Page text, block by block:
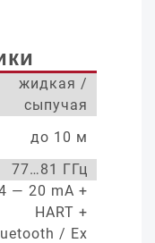
жидкая /
сыпучая
до 10 м
77…81 ГГц
— 20 mA +
HART +
/ Ex